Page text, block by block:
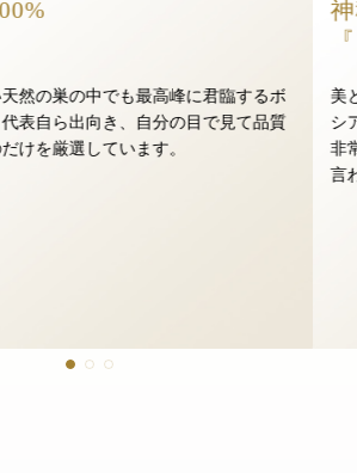
然の巣の中でも最高峰に君臨するボ
表自ら出向き、自分の目で見て品質
けを厳選しています。
美
シ
非
言